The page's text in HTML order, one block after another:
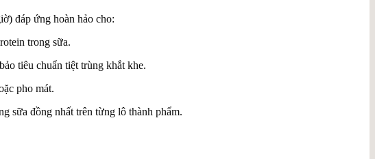
đáp ứng hoàn hảo cho:
trong sữa.
tiêu chuẩn tiệt trùng khắt khe.
pho mát.
sữa đồng nhất trên từng lô thành phẩm.